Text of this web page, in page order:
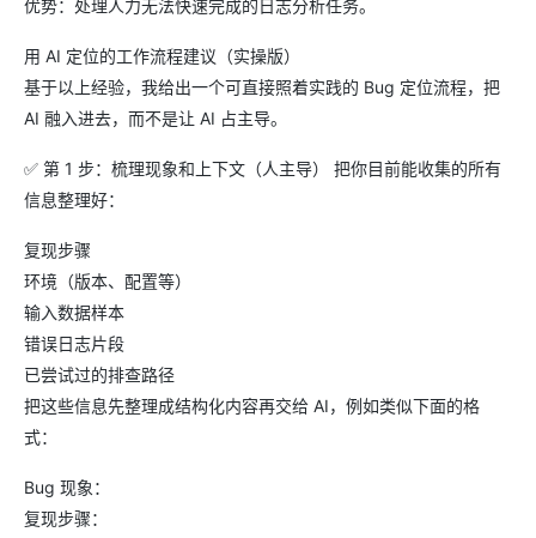
优势：处理人力无法快速完成的日志分析任务。
用 AI 定位的工作流程建议（实操版）
基于以上经验，我给出一个可直接照着实践的 Bug 定位流程，把
AI 融入进去，而不是让 AI 占主导。
✅ 第 1 步：梳理现象和上下文（人主导） 把你目前能收集的所有
信息整理好：
复现步骤
环境（版本、配置等）
输入数据样本
错误日志片段
已尝试过的排查路径
把这些信息先整理成结构化内容再交给 AI，例如类似下面的格
式：
Bug 现象：
复现步骤：